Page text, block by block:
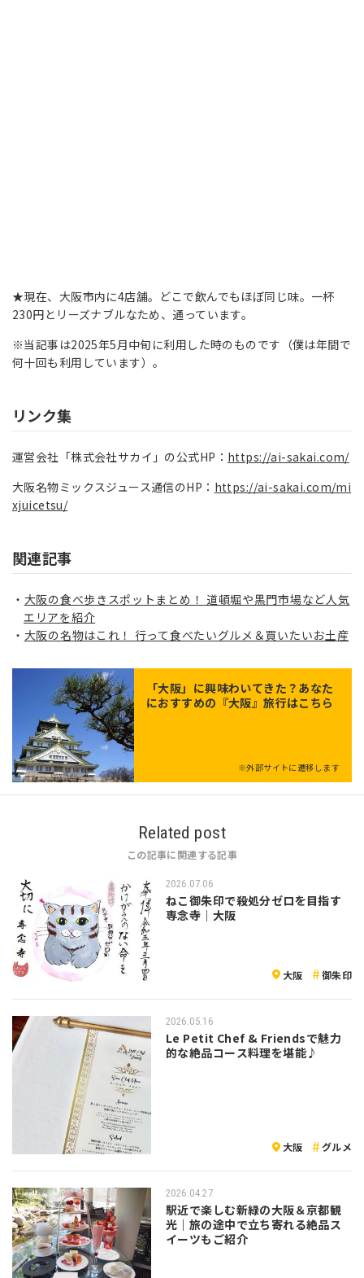
★現在、大阪市内に4店舗。どこで飲んでもほぼ同じ味。一杯
230円とリーズナブルなため、通っています。
※当記事は2025年5月中旬に利用した時のものです（僕は年間で
何十回も利用しています）。
リンク集
運営会社「株式会社サカイ」の公式HP： https://ai-sakai.com/
大阪名物ミックスジュース通信のHP： https://ai-sakai.com/mi
xjuicetsu/
関連記事
大阪の食べ歩きスポットまとめ！ 道頓堀や黒門市場など人気
エリアを紹介
大阪の名物はこれ！ 行って食べたいグルメ＆買いたいお土産
「大阪」に興味わいてきた？あなた
におすすめの『大阪』旅行はこちら
※外部サイトに遷移します
Related post
この記事に関連する記事
2026.07.06
ねこ御朱印で殺処分ゼロを目指す
専念寺｜大阪
大阪 御朱印
2026.05.16
Le Petit Chef & Friendsで魅力
的な絶品コース料理を堪能♪
大阪 グルメ
2026.04.27
駅近で楽しむ新緑の大阪＆京都観
光｜旅の途中で立ち寄れる絶品ス
イーツもご紹介